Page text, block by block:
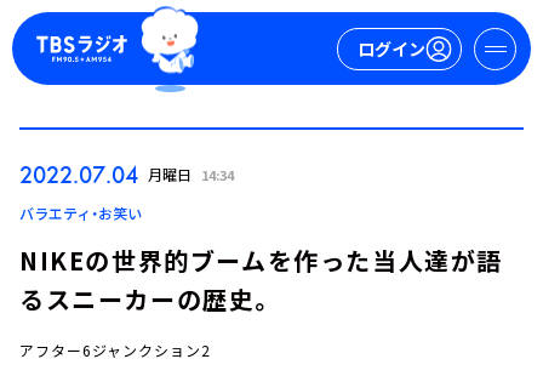
ログイン
ログイン
2022.07.04 月曜日 14:34
バラエティ・お笑い
NIKEの世界的ブームを作った当人達が語
るスニーカーの歴史。
アフター6ジャンクション2